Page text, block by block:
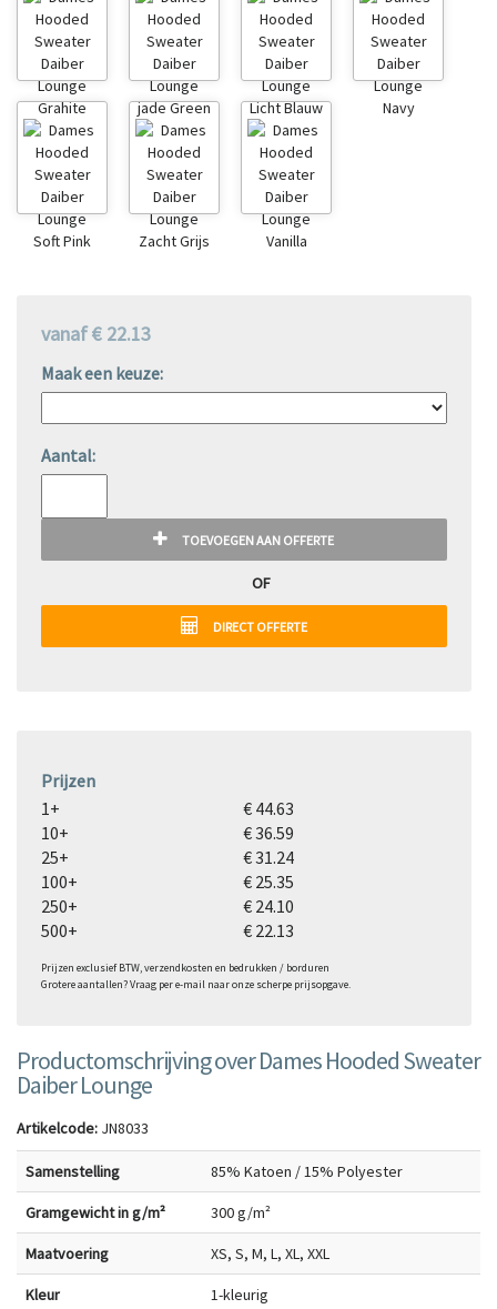
vanaf € 22.13
Maak een keuze:
Aantal:
TOEVOEGEN AAN OFFERTE
OF
DIRECT OFFERTE
Prijzen
1+
€ 44.63
10+
€ 36.59
25+
€ 31.24
100+
€ 25.35
250+
€ 24.10
500+
€ 22.13
Prijzen exclusief BTW, verzendkosten en bedrukken / borduren
Grotere aantallen? Vraag per e-mail naar onze scherpe prijsopgave.
Productomschrijving over Dames Hooded Sweater
Daiber Lounge
Artikelcode: JN8033
Samenstelling 85% Katoen / 15% Polyester
Gramgewicht in g/m² 300 g/m²
Maatvoering XS, S, M, L, XL, XXL
Kleur 1-kleurig